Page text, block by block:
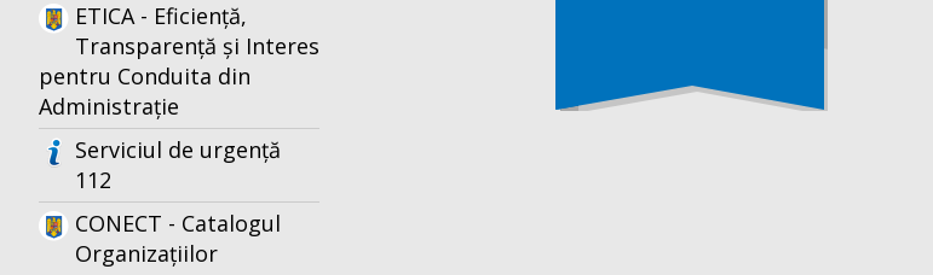
ETICA - Eficiență,
Transparență și Interes
pentru Conduita din
Administrație
Serviciul de urgență
112
CONECT - Catalogul
Organizațiilor